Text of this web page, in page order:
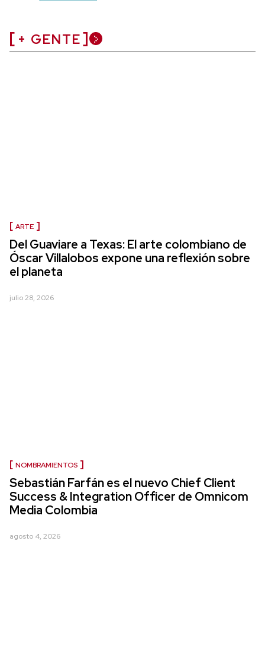
+ GENTE
ARTE
Del Guaviare a Texas: El arte colombiano de
Óscar Villalobos expone una reflexión sobre
el planeta
julio 28, 2026
NOMBRAMIENTOS
Sebastián Farfán es el nuevo Chief Client
Success & Integration Officer de Omnicom
Media Colombia
agosto 4, 2026